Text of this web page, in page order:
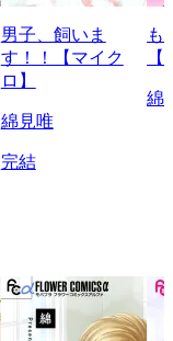
男子、飼いま
す！！【マイク
ロ】
綿見唯
完結
も
綿